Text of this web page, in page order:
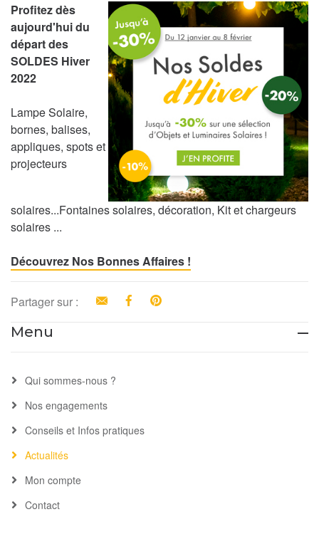
Profitez dès
aujourd'hui du
départ des
SOLDES Hiver
2022
Lampe Solaire,
bornes, balises,
appliques, spots et
projecteurs
solaires...Fontaines solaires, décoration, Kit et chargeurs
solaires ...
Découvrez Nos Bonnes Affaires !
Partager sur : Email Facebook
Menu
Qui sommes-nous ?
Nos engagements
Conseils et Infos pratiques
Actualités
Mon compte
Contact